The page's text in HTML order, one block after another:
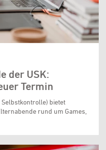
der USK:
Termin
Selbstkontrolle) bietet
rund um Games,